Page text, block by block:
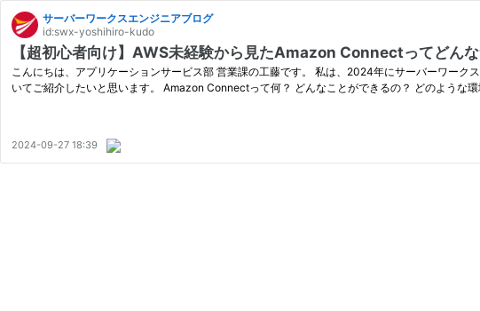
サーバーワークスエンジニアブログ
id:swx-yoshihiro-kudo
【超初心者向け】AWS未経験から見たAmazon Connectってどんな
こんにちは、アプリケーションサービス部 営業課の工藤です。 私は、2024年にサーバーワー
いてご紹介したいと思います。 Amazon Connectって何？ どんなことができるの？ どのような
2024-09-27 18:39